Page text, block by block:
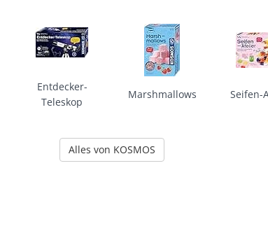
Entdecker-
Teleskop
Marshmallows Seifen-
Alles von KOSMOS